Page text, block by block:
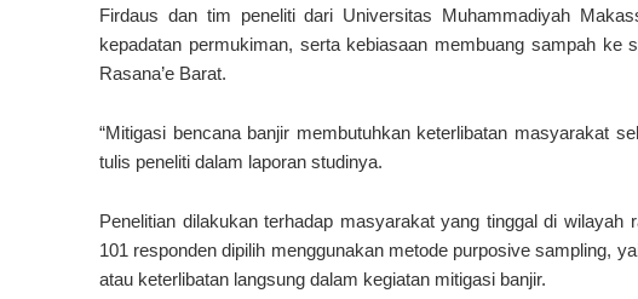
Firdaus dan tim peneliti dari Universitas Muhammadiyah
kepadatan permukiman, serta kebiasaan membuang sampah ke
Rasana’e Barat.
“Mitigasi bencana banjir membutuhkan keterlibatan masyarakat
tulis peneliti dalam laporan studinya.
Penelitian dilakukan terhadap masyarakat yang tinggal di wilayah
101 responden dipilih menggunakan metode purposive sampling,
atau keterlibatan langsung dalam kegiatan mitigasi banjir.